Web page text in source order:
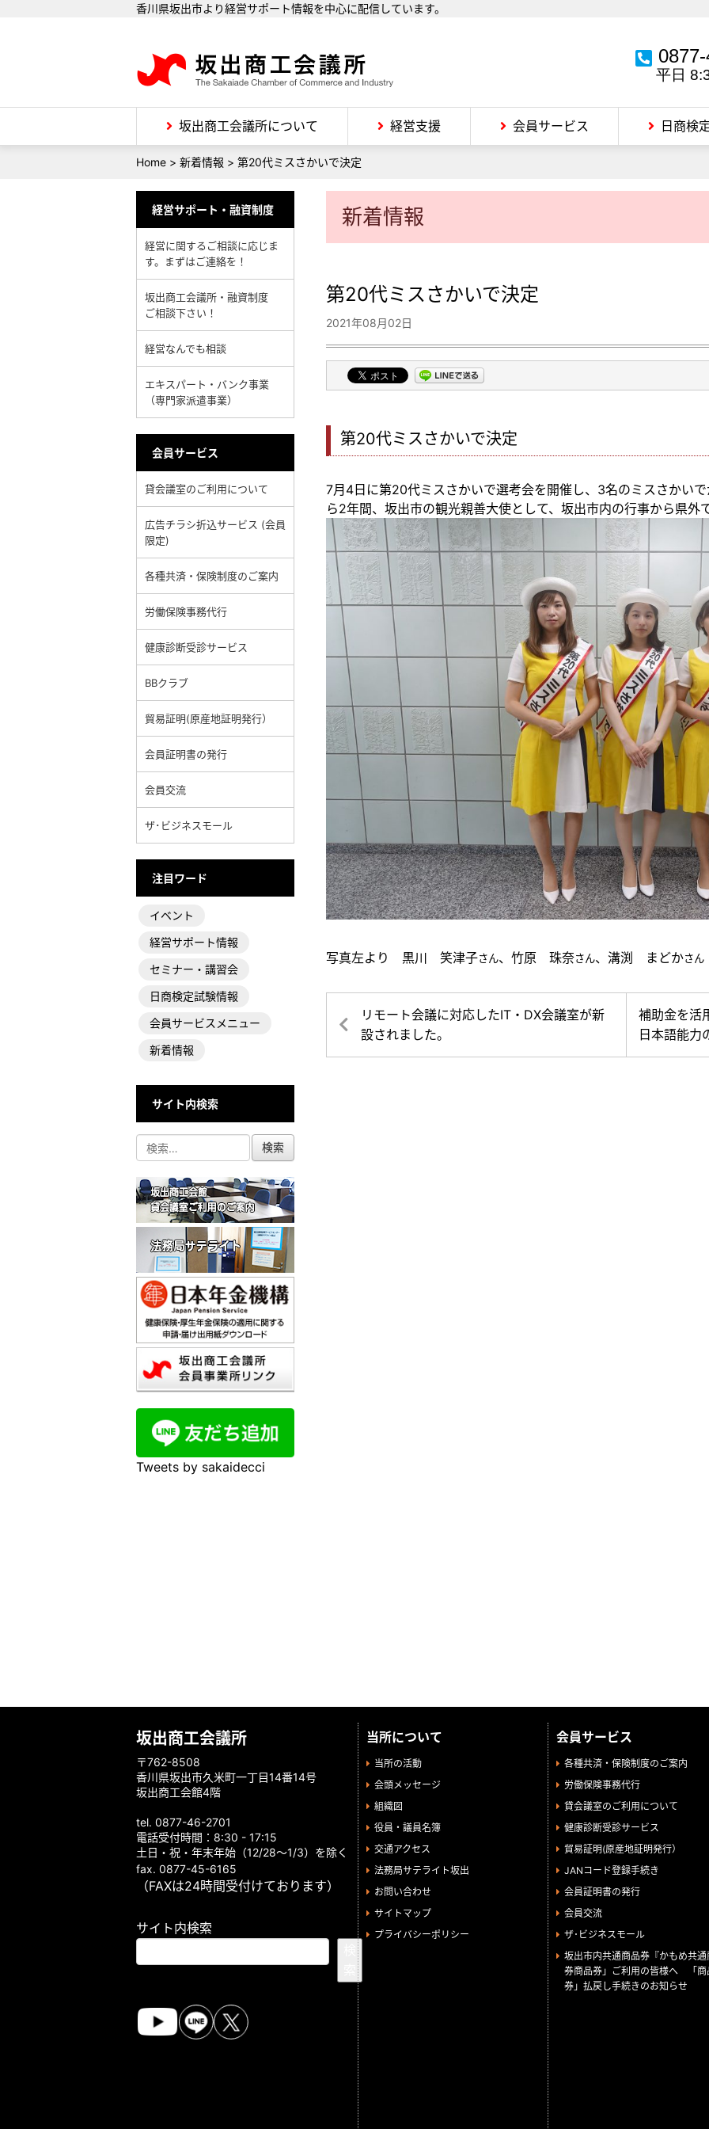
香川県坂出市より経営サポート情報を中心に配信しています。
平日
坂出商工会議所について 経営支援 会員サービス 日商検
Home > 新着情報 > 第20代ミスさかいで決定
新着情報
第20代ミスさかいで決定
2021年08月02日
第20代ミスさかいで決定
7月4日に第20代ミスさかいで選考会を開催し、3名のミスさかい
ら2年間、坂出市の観光親善大使として、坂出市内の行事から県外
写真左より 黒川 笑津子さん、竹原 珠奈さん、溝渕 まどかさん
リモート会議に対応したIT・DX会議室が新
設されました。
補助金を活
日本語能力
経営サポート・融資制度
経営に関するご相談に応じま
す。まずはご連絡を！
坂出商工会議所・融資制度
ご相談下さい！
経営なんでも相談
エキスパート・バンク事業
（専門家派遣事業）
会員サービス
貸会議室のご利用について
広告チラシ折込サービス (会員
限定)
各種共済・保険制度のご案内
労働保険事務代行
健康診断受診サービス
BBクラブ
貿易証明(原産地証明発行）
会員証明書の発行
会員交流
ザ･ビジネスモール
注目ワード
イベント
経営サポート情報
セミナー・講習会
日商検定試験情報
会員サービスメニュー
新着情報
サイト内検索
Tweets by sakaidecci
坂出商工会議所
〒762-8508
香川県坂出市久米町一丁目14番14号
坂出商工会館4階
tel. 0877-46-2701
電話受付時間：8:30 - 17:15
土日・祝・年末年始（12/28～1/3）を除く
fax. 0877-45-6165
（FAXは24時間受付けております）
サイト内検索
当所について
当所の活動
会頭メッセージ
組織図
役員・議員名簿
交通アクセス
法務局サテライト坂出
お問い合わせ
サイトマップ
プライバシーポリシー
会員サービス
各種共済・保険制度のご案内
労働保険事務代行
貸会議室のご利用について
健康診断受診サービス
貿易証明(原産地証明発行）
JANコード登録手続き
会員証明書の発行
会員交流
ザ･ビジネスモール
坂出市内共通商品券『かもめ共通
券商品券」ご利用の皆様へ 「商
券」払戻し手続きのお知らせ